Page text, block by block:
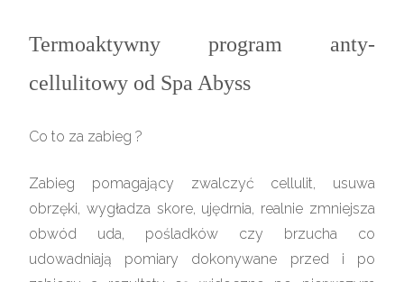
Termoaktywny program anty-
cellulitowy od Spa Abyss
Co to za zabieg ?
Zabieg pomagający zwalczyć cellulit, usuwa
obrzęki, wygładza skore, ujędrnia, realnie zmniejsza
obwód uda, pośladków czy brzucha co
udowadniają pomiary dokonywane przed i po